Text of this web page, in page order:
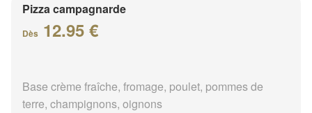
Pizza campagnarde
Dès 12.95 €
Base crème fraîche, fromage, poulet, pommes de
terre, champignons, oignons